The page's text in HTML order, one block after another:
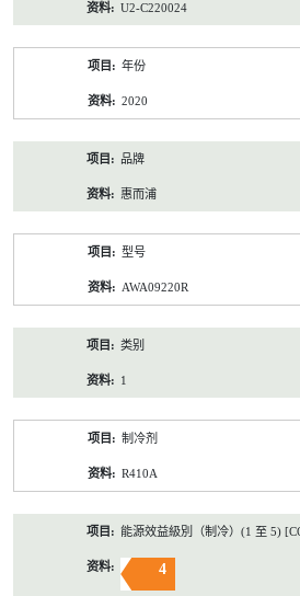
U2-C220024
年份
2020
品牌
惠而浦
型号
AWA09220R
类别
1
制冷剂
R410A
能源效益級別（制冷）(1 至 5)
4